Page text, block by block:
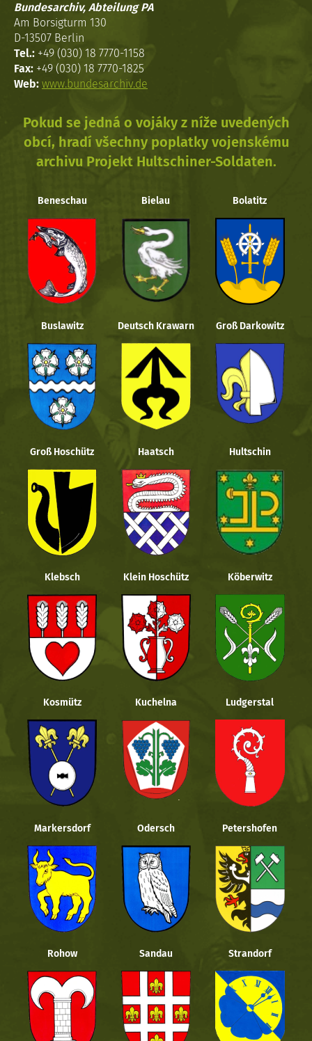
Bundesarchiv, Abteilung PA
Am Borsigturm 130
D-13507 Berlin
Tel.: +49 (030) 18 7770-1158
Fax: +49 (030) 18 7770-1825
Web: www.bundesarchiv.de
Pokud se jedná o vojáky z níže uvedených
obcí, hradí všechny poplatky vojenskému
archivu Projekt Hultschiner-Soldaten.
Beneschau Bielau Bolatitz
Buslawitz Deutsch Krawarn Groß Darkowitz
Groß Hoschütz Haatsch Hultschin
Klebsch Klein Hoschütz Köberwitz
Kosmütz Kuchelna Ludgerstal
Markersdorf Odersch Petershofen
Rohow Sandau Strandorf